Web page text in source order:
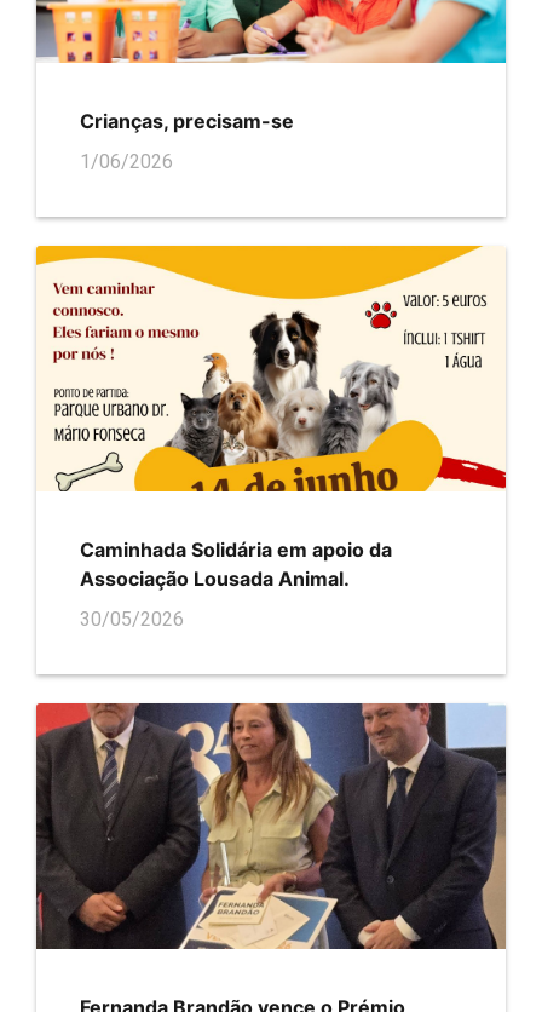
Crianças, precisam-se
1/06/2026
Caminhada Solidária em apoio da
Associação Lousada Animal.
30/05/2026
Fernanda Brandão vence o Prémio